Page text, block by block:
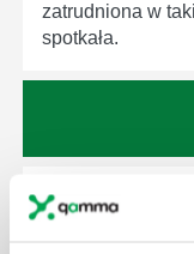
zatrudniona w
spotkała.
JAKIE
POWINIEN